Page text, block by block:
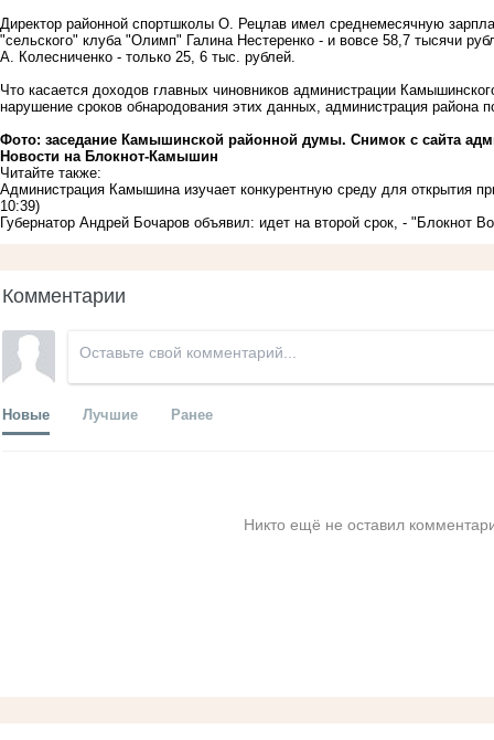
Директор районной спортшколы О. Рецлав имел среднемесячную
"сельского" клуба "Олимп" Галина Нестеренко - и вовсе 58,7 тысячи
А. Колесниченко - только 25, 6 тыс. рублей.
Что касается доходов главных чиновников администрации
нарушение сроков обнародования этих данных, администрация района
Фото: заседание Камышинской районной думы. Снимок с сайта
Новости на Блoкнoт-Камышин
Читайте также:
Администрация Камышина изучает конкурентную среду для открытия
10:39)
Губернатор Андрей Бочаров объявил: идет на второй срок, - "Блокнот
Комментарии
Новые Лучшие Ранее
Никто ещё не оставил